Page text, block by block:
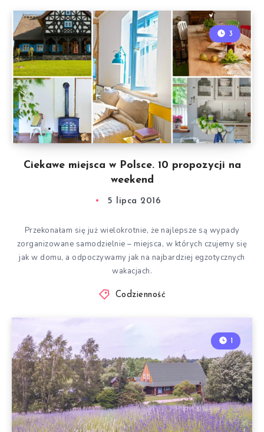
Ciekawe miejsca w Polsce. 10 propozycji na
weekend
3
5 lipca 2016
Przekonałam się już wielokrotnie, że najlepsze są wypady
zorganizowane samodzielnie – miejsca, w których czujemy się
jak w domu, a odpoczywamy jak na najbardziej egzotycznych
wakacjach.
Codzienność
1